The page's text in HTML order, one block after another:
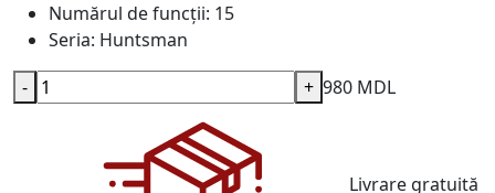
Numărul de funcții: 15
Seria: Huntsman
980 MDL
- +
Livrare gratuită